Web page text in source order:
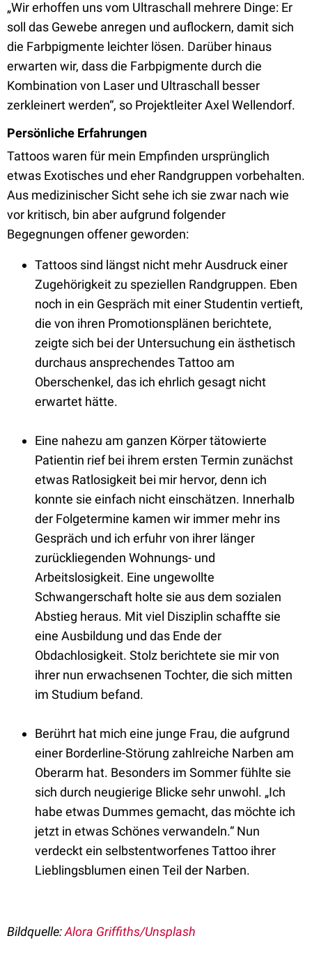
„Wir erhoffen uns vom Ultraschall mehrere Dinge: Er
soll das Gewebe anregen und auflockern, damit sich
die Farbpigmente leichter lösen. Darüber hinaus
erwarten wir, dass die Farbpigmente durch die
Kombination von Laser und Ultraschall besser
zerkleinert werden“, so Projektleiter Axel Wellendorf.
Persönliche Erfahrungen
Tattoos waren für mein Empfinden ursprünglich
etwas Exotisches und eher Randgruppen vorbehalten.
Aus medizinischer Sicht sehe ich sie zwar nach wie
vor kritisch, bin aber aufgrund folgender
Begegnungen offener geworden:
Tattoos sind längst nicht mehr Ausdruck einer
Zugehörigkeit zu speziellen Randgruppen. Eben
noch in ein Gespräch mit einer Studentin vertieft,
die von ihren Promotionsplänen berichtete,
zeigte sich bei der Untersuchung ein ästhetisch
durchaus ansprechendes Tattoo am
Oberschenkel, das ich ehrlich gesagt nicht
erwartet hätte.
Eine nahezu am ganzen Körper tätowierte
Patientin rief bei ihrem ersten Termin zunächst
etwas Ratlosigkeit bei mir hervor, denn ich
konnte sie einfach nicht einschätzen. Innerhalb
der Folgetermine kamen wir immer mehr ins
Gespräch und ich erfuhr von ihrer länger
zurückliegenden Wohnungs- und
Arbeitslosigkeit. Eine ungewollte
Schwangerschaft holte sie aus dem sozialen
Abstieg heraus. Mit viel Disziplin schaffte sie
eine Ausbildung und das Ende der
Obdachlosigkeit. Stolz berichtete sie mir von
ihrer nun erwachsenen Tochter, die sich mitten
im Studium befand.
Berührt hat mich eine junge Frau, die aufgrund
einer Borderline-Störung zahlreiche Narben am
Oberarm hat. Besonders im Sommer fühlte sie
sich durch neugierige Blicke sehr unwohl. „Ich
habe etwas Dummes gemacht, das möchte ich
jetzt in etwas Schönes verwandeln.“ Nun
verdeckt ein selbstentworfenes Tattoo ihrer
Lieblingsblumen einen Teil der Narben.
Bildquelle:Alora Griffiths/Unsplash